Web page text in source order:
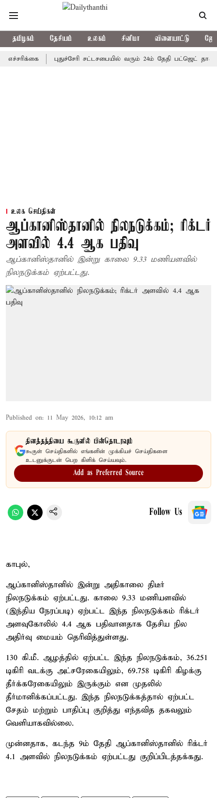
தமிழகம் தேசியம் உலகம் சினிமா விளையாட்டு
புதுச்சேரி சட்டசபையில் வரும் 24ம் தேதி பட்ஜெட்
உலக செய்திகள்
ஆப்கானிஸ்தானில் நிலநடுக்கம்; ரிக்டர்
அளவில் 4.4 ஆக பதிவு
ஆப்கானிஸ்தானில் இன்று காலை 9.33 மணியளவில்
நிலநடுக்கம் ஏற்பட்டது.
Published on: 11 May 2026, 10:12 am
தினத்தந்தியை கூகுளில் பின்தொடரவும்
கூகுள் செய்திகளில் எங்களின் முக்கியச் செய்திகளை
உடனுக்குடன் பெற கிளிக் செய்யவும்.
Add as Preferred Source
Follow Us
காபுல்,
ஆப்கானிஸ்தானில் இன்று அதிகாலை திடீர்
நிலநடுக்கம் ஏற்பட்டது. காலை 9.33 மணியளவில்
(இந்திய நேரப்படி) ஏற்பட்ட இந்த நிலநடுக்கம் ரிக்டர்
அளவுகோலில் 4.4 ஆக பதிவானதாக தேசிய நில
அதிர்வு மையம் தெரிவித்துள்ளது.
130 கி.மீ. ஆழத்தில் ஏற்பட்ட இந்த நிலநடுக்கம், 36.251
டிகிரி வடக்கு அட்சரேகையிலும், 69.758 டிகிரி கிழக்கு
தீர்க்கரேகையிலும் இருக்கும் என முதலில்
தீர்மானிக்கப்பட்டது. இந்த நிலநடுக்கத்தால் ஏற்பட்ட
சேதம் மற்றும் பாதிப்பு குறித்து எந்தவித தகவலும்
வெளியாகவில்லை.
முன்னதாக, கடந்த 9ம் தேதி ஆப்கானிஸ்தானில் ரிக்டர்
4.1 அளவில் நிலநடுக்கம் ஏற்பட்டது குறிப்பிடத்தக்கது.